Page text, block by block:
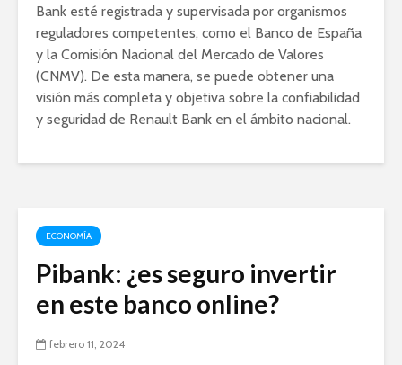
Bank esté registrada y supervisada por organismos
reguladores competentes, como el Banco de España
y la Comisión Nacional del Mercado de Valores
(CNMV). De esta manera, se puede obtener una
visión más completa y objetiva sobre la confiabilidad
y seguridad de Renault Bank en el ámbito nacional.
ECONOMÍA
Pibank: ¿es seguro invertir
en este banco online?
febrero 11, 2024